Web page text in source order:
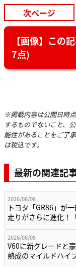
次ページ
【画像】この
7点)
※掲載内容は公開日時
するものでないこと、
能性があることをご了
は税込です。
最新の関連記
2026/08/06
トヨタ「GR86」が
走りがさらに進化！
2026/08/05
V60に新グレードと
熟成のマイルドハイ